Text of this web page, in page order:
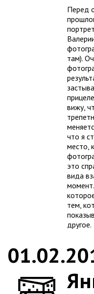
Перед
там).
вижу,
что я
место,
это
вида
тем,
другое.